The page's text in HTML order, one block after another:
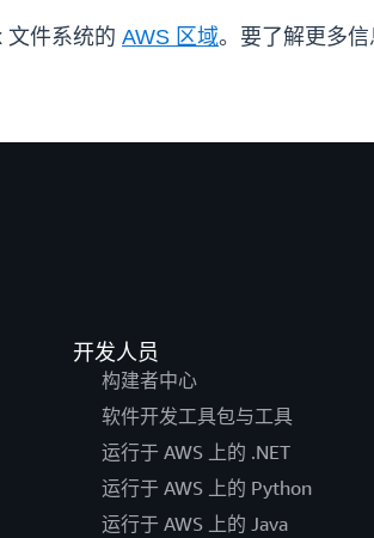
文件系统的 AWS 区域。要了解更多信
开发人员
构建者中心
软件开发工具包与工具
运行于 AWS 上的 .NET
运行于 AWS 上的 Python
运行于 AWS 上的 Java